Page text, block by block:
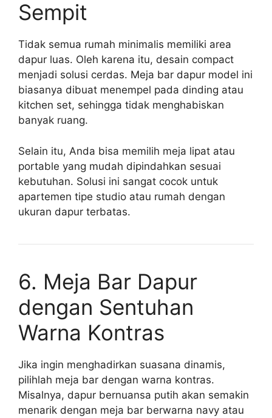
Sempit
Tidak semua rumah minimalis memiliki area
dapur luas. Oleh karena itu, desain compact
menjadi solusi cerdas. Meja bar dapur model ini
biasanya dibuat menempel pada dinding atau
kitchen set, sehingga tidak menghabiskan
banyak ruang.
Selain itu, Anda bisa memilih meja lipat atau
portable yang mudah dipindahkan sesuai
kebutuhan. Solusi ini sangat cocok untuk
apartemen tipe studio atau rumah dengan
ukuran dapur terbatas.
6. Meja Bar Dapur
dengan Sentuhan
Warna Kontras
Jika ingin menghadirkan suasana dinamis,
pilihlah meja bar dengan warna kontras.
Misalnya, dapur bernuansa putih akan semakin
menarik dengan meja bar berwarna navy atau